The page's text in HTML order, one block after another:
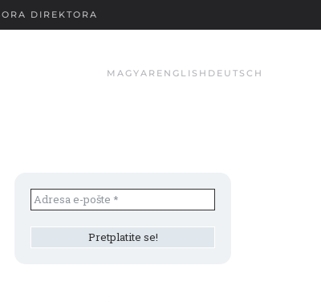
DIREKTORA
MAGYAR ENGLISH DEUTSCH